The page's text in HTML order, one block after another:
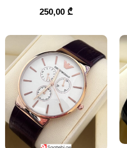
250,00 ₾